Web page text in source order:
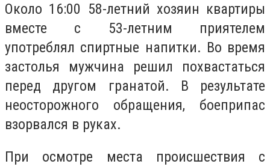
Около 16:00 58-летний хозяин квартиры
вместе с 53-летним приятелем
употреблял спиртные напитки. Во время
застолья мужчина решил похвастаться
перед другом гранатой. В результате
неосторожного обращения, боеприпас
взорвался в руках.
При осмотре места происшествия с